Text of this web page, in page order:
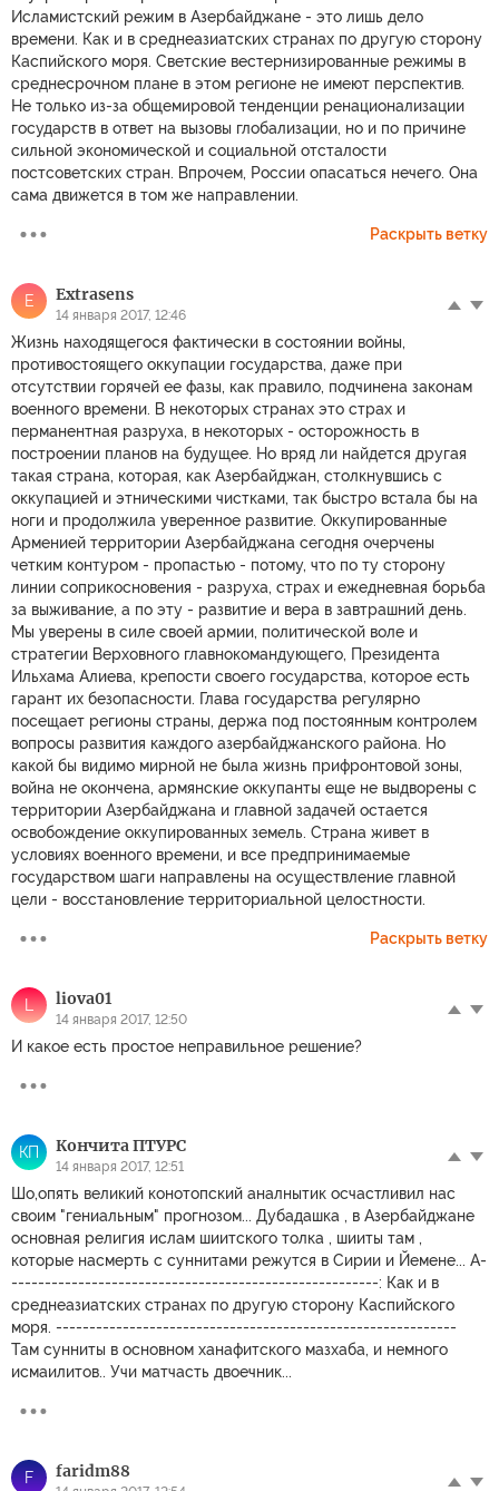
Исламистский режим в Азербайджане - это лишь дело
времени. Как и в среднеазиатских странах по другую сторону
Каспийского моря. Светские вестернизированные режимы в
среднесрочном плане в этом регионе не имеют перспектив.
Не только из-за общемировой тенденции ренационализации
государств в ответ на вызовы глобализации, но и по причине
сильной экономической и социальной отсталости
постсоветских стран. Впрочем, России опасаться нечего. Она
сама движется в том же направлении.
Раскрыть ветку
E Extrasens
14 января 2017, 12:46
Жизнь находящегося фактически в состоянии войны,
противостоящего оккупации государства, даже при
отсутствии горячей ее фазы, как правило, подчинена законам
военного времени. В некоторых странах это страх и
перманентная разруха, в некоторых - осторожность в
построении планов на будущее. Но вряд ли найдется другая
такая страна, которая, как Азербайджан, столкнувшись с
оккупацией и этническими чистками, так быстро встала бы на
ноги и продолжила уверенное развитие. Оккупированные
Арменией территории Азербайджана сегодня очерчены
четким контуром - пропастью - потому, что по ту сторону
линии соприкосновения - разруха, страх и ежедневная борьба
за выживание, а по эту - развитие и вера в завтрашний день.
Мы уверены в силе своей армии, политической воле и
стратегии Верховного главнокомандующего, Президента
Ильхама Алиева, крепости своего государства, которое есть
гарант их безопасности. Глава государства регулярно
посещает регионы страны, держа под постоянным контролем
вопросы развития каждого азербайджанского района. Но
какой бы видимо мирной не была жизнь прифронтовой зоны,
война не окончена, армянские оккупанты еще не выдворены с
территории Азербайджана и главной задачей остается
освобождение оккупированных земель. Страна живет в
условиях военного времени, и все предпринимаемые
государством шаги направлены на осуществление главной
цели - восстановление территориальной целостности.
Раскрыть ветку
L liova01
14 января 2017, 12:50
И какое есть простое неправильное решение?
КП Кончита ПТУРС
14 января 2017, 12:51
Шо,опять великий конотопский аналнытик осчастливил нас
своим "гениальным" прогнозом... Дубадашка , в Азербайджане
основная религия ислам шиитского толка , шииты там ,
которые насмерть с суннитами режутся в Сирии и Йемене... А-
-------------------------------------------------------: Как и в
среднеазиатских странах по другую сторону Каспийского
моря. ------------------------------------------------------------
Там сунниты в основном ханафитского мазхаба, и немного
исмаилитов.. Учи матчасть двоечник...
F faridm88